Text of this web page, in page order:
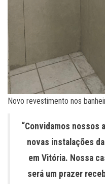
Novo revestimento nos
“Convidamos nossos
novas instalações
em Vitória. Nossa
será um prazer